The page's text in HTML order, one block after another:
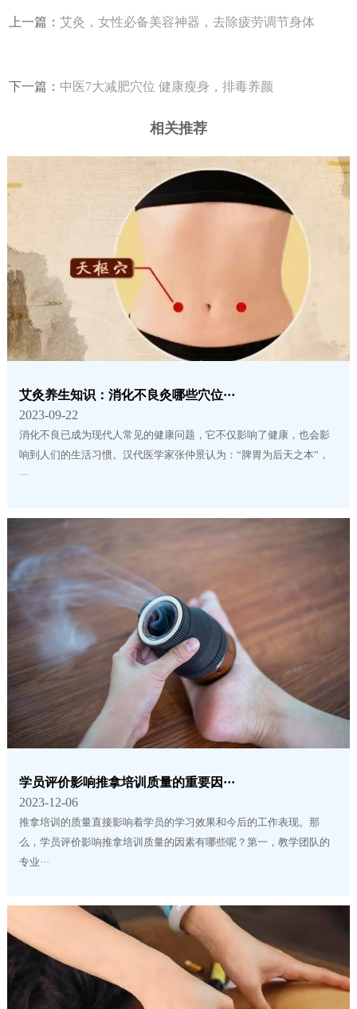
上一篇：艾灸，女性必备美容神器，去除疲劳调节身体
下一篇： 中医7大减肥穴位 健康瘦身，排毒养颜
相关推荐
艾灸养生知识：消化不良灸哪些穴位···
2023-09-22
消化不良已成为现代人常见的健康问题，它不仅影响了健康，也会影
响到人们的生活习惯。汉代医学家张仲景认为：“脾胃为后天之本”，
···
学员评价影响推拿培训质量的重要因···
2023-12-06
推拿培训的质量直接影响着学员的学习效果和今后的工作表现。那
么，学员评价影响推拿培训质量的因素有哪些呢？第一，教学团队的
专业···